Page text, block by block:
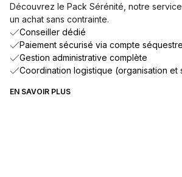
Découvrez le Pack Sérénité, notre
un achat sans contrainte.
Conseiller dédié
Paiement sécurisé via compte séquestre
Gestion administrative complète
Coordination logistique (organisation et
EN SAVOIR PLUS